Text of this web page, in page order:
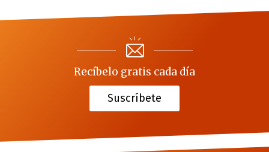
Recíbelo gratis cada día
Suscríbete